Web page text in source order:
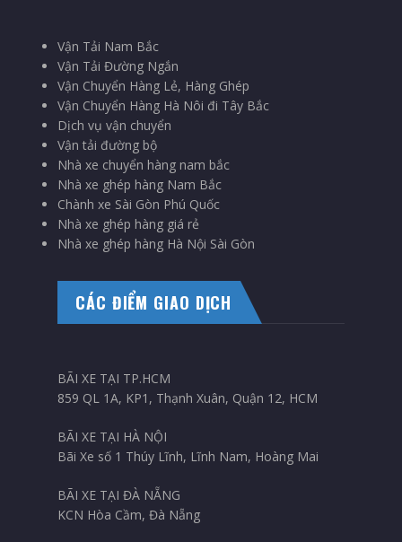
Vận Tải Nam Bắc
Vận Tải Đường Ngắn
Vận Chuyển Hàng Lẻ, Hàng Ghép
Vận Chuyển Hàng Hà Nôi đi Tây Bắc
Dịch vụ vận chuyển
Vận tải đường bộ
Nhà xe chuyển hàng nam bắc
Nhà xe ghép hàng Nam Bắc
Chành xe Sài Gòn Phú Quốc
Nhà xe ghép hàng giá rẻ
Nhà xe ghép hàng Hà Nội Sài Gòn
CÁC ĐIỂM GIAO DỊCH
BÃI XE TẠI TP.HCM
859 QL 1A, KP1, Thạnh Xuân, Quận 12, HCM
BÃI XE TẠI HÀ NỘI
Bãi Xe số 1 Thúy Lĩnh, Lĩnh Nam, Hoàng Mai
BÃI XE TẠI ĐÀ NẴNG
KCN Hòa Cầm, Đà Nẵng